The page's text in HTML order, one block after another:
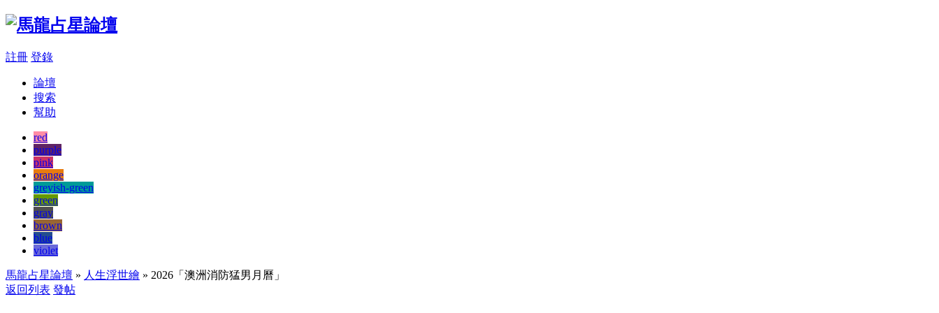
註冊 登錄
論壇
搜索
幫助
red
purple
pink
orange
greyish-green
green
gray
brown
blue
violet
馬龍占星論壇 » 人生浮世繪 » 2026「澳洲消防猛男月曆」
返回列表 發帖